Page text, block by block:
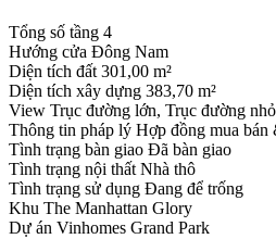
Tổng số tầng 4
Hướng cửa Đông Nam
Diện tích đất 301,00 m²
Diện tích xây dựng 383,70 m²
View Trục đường lớn, Trục đường nhỏ
Thông tin pháp lý Hợp đồng mua bán
Tình trạng bàn giao Đã bàn giao
Tình trạng nội thất Nhà thô
Tình trạng sử dụng Đang để trống
Khu The Manhattan Glory
Dự án Vinhomes Grand Park